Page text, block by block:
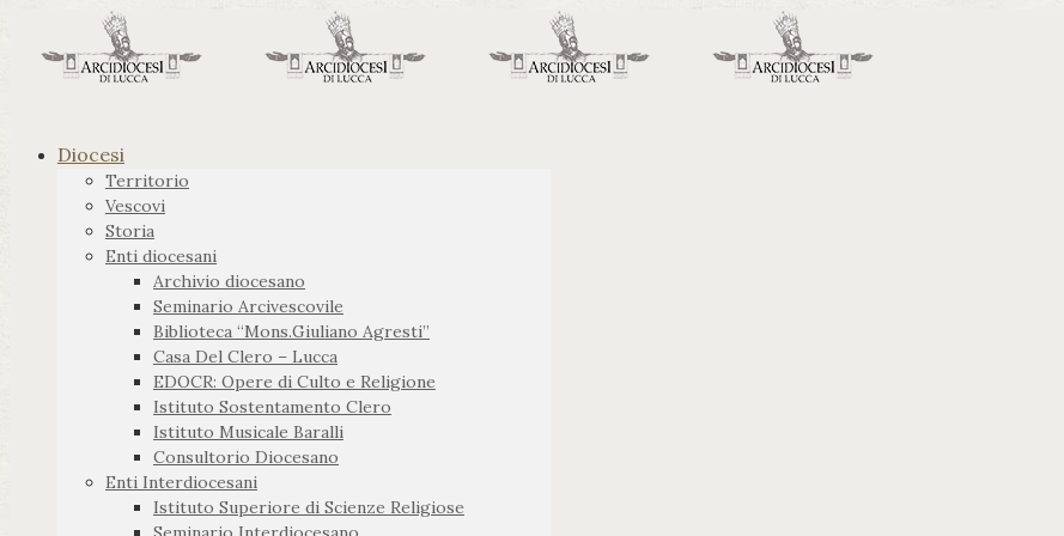
Diocesi
Territorio
Vescovi
Storia
Enti diocesani
Archivio diocesano
Seminario Arcivescovile
Biblioteca “Mons.Giuliano Agresti”
Casa Del Clero – Lucca
EDOCR: Opere di Culto e Religione
Istituto Sostentamento Clero
Istituto Musicale Baralli
Consultorio Diocesano
Enti Interdiocesani
Istituto Superiore di Scienze Religiose